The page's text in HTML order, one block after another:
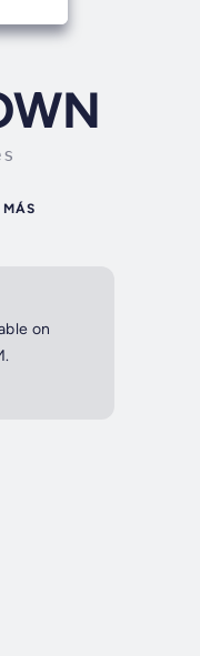
MÁS
on